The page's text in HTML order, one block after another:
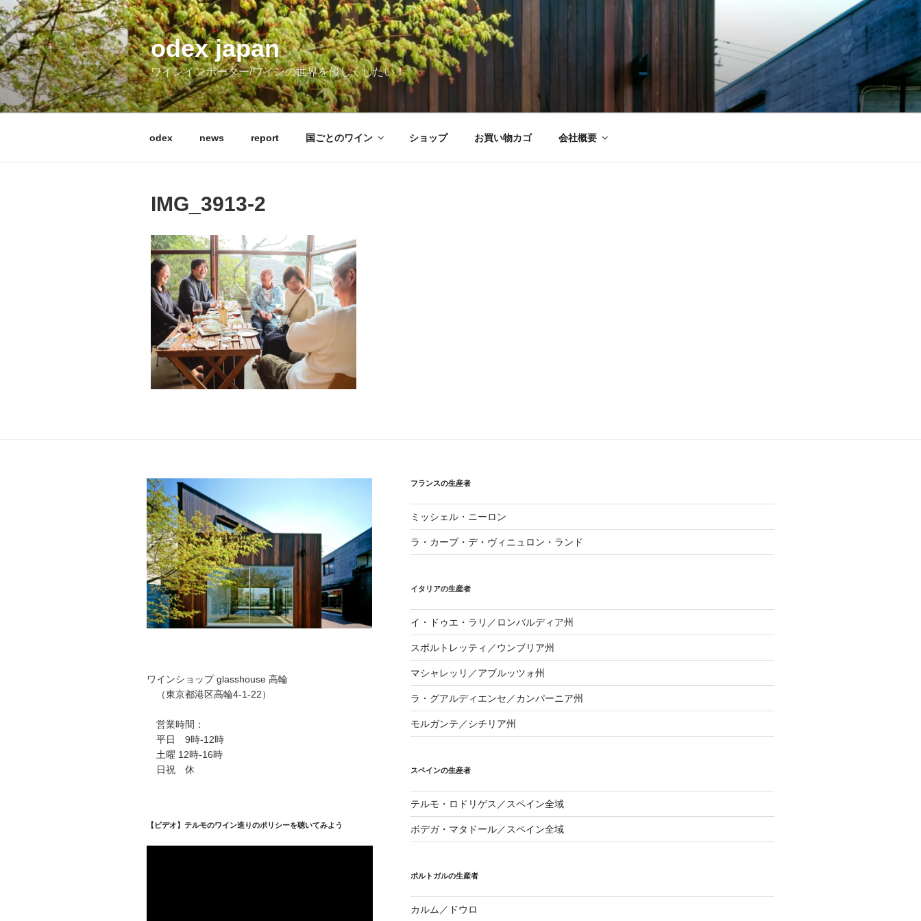
コ
ン
テ
ン
ツ
へ
ス
odex japan
ワインインポーター/ワインの世界を優しくしたい！
odex news report 国ごとのワイン ショップ お買い物カゴ 会社概要
IMG_3913-2
ワインショップ glasshouse 高輪
（東京都港区高輪4-1-22）
営業時間：
平日 9時-12時
土曜 12時-16時
日祝 休
【ビデオ】テルモのワイン造りのポリシーを聴いてみよう
フランスの生産者
ミッシェル・ニーロン
ラ・カーブ・デ・ヴィニュロン・ランド
イタリアの生産者
イ・ドゥエ・ラリ／ロンバルディア州
スポルトレッティ／ウンブリア州
マシャレッリ／アブルッツォ州
ラ・グアルディエンセ／カンパーニア州
モルガンテ／シチリア州
スペインの生産者
テルモ・ロドリゲス／スペイン全域
ボデガ・マタドール／スペイン全域
ポルトガルの生産者
カルム／ドウロ